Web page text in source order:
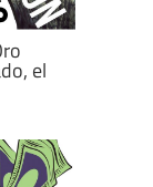
el